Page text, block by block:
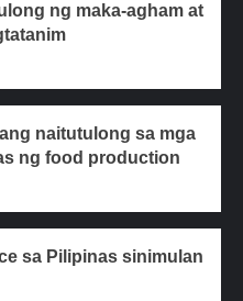
ng maka-agham at
naitutulong sa mga
ng food production
sa Pilipinas sinimulan